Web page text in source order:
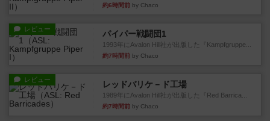
約6時間前 by Chaco
レビュー パイパー戦闘団1
1993年にAvalon Hill社が出版した『Kampfgruppe...
約7時間前 by Chaco
レビュー レッドバリケ－ド工場
1989年にAvalon Hill社が出版した『Red Barrica...
約7時間前 by Chaco